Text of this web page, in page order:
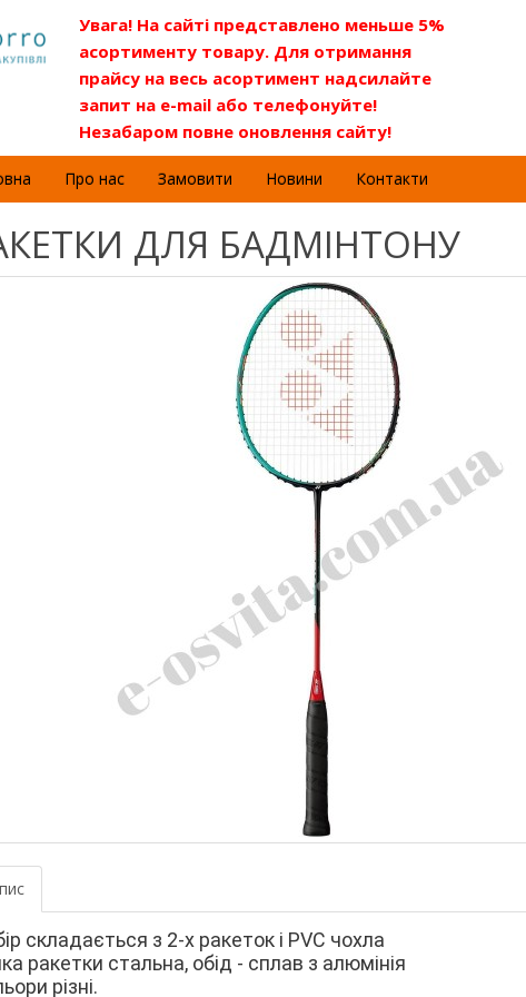
Увага! На сайті представлено меньше 5%
асортименту товару. Для отримання
прайсу на весь асортимент надсилайте
запит на e-mail або телефонуйте!
Незабаром повне оновлення сайту!
Про нас Замовити Новини
Контакти
ДЛЯ БАДМІНТОНУ
складається з 2-х ракеток і PVC чохла
ракетки стальна, обід - сплав з алюмінія
різні.